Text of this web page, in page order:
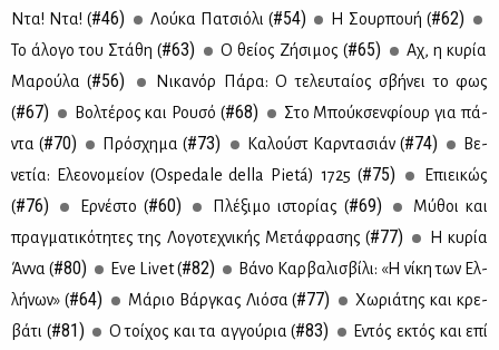
Ντα! Ντα! (#46) Λού­κα Πα­τσιό­λι (#54) Η Σουρ­πουή (#62)
Το άλο­γο του Στά­θη (#63) Ο θεί­ος Zή­σι­μος (#65)
Αχ, η κυ­ρία
Μα­ρού­λα (#56)
Νι­κα­νόρ Πά­ρα: Ο τε­λευ­ταί­ος σβή­νει το φως
(#67) Βολ­τέ­ρος και Ρου­σό (#68)
Στο Μπούκ­σεν­φί­ουρ για πά­
ντα (#70) Πρό­σχη­μα (#73) Κα­λούστ Καρ­ντα­σιάν (#74)
Βε­
νε­τία: Ελε­ο­νο­μεί­ον (Ospedale della Pietá) 1725 (#75)
Επιει­κώς
(#76) Ερ­νέ­στο (#60) Πλέ­ξι­μο ιστο­ρί­ας (#69)
Μύ­θοι και
πραγ­μα­τι­κό­τη­τες της Λο­γο­τε­χνι­κής Με­τά­φρα­σης (#77)
Η κυ­ρία
Άν­να (#80) Eve Livet (#82)
Βά­νο Καρ­βα­λι­σβί­λι: «Η νί­κη των Ελ­
λή­νων» (#64) Μά­ριο Βάρ­γκας Λιό­σα (#77)
Χω­ριά­της και κρε­
βά­τι (#81) Ο τοί­χος και τα αγ­γού­ρια (#83)
Εντός εκτός και επί